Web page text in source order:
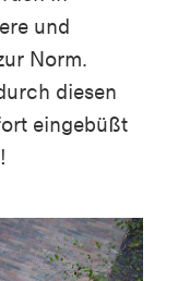
und
Norm.
diesen
eingebüßt